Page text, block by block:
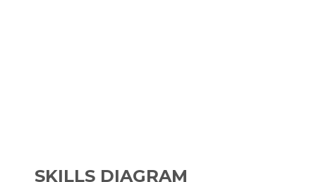
SKILLS DIAGRAM